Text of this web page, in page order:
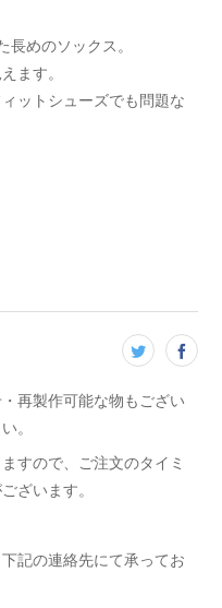
めのソックス。
ます。
ットシューズでも問題な
再製作可能な物もござい
。
すので、ご注文のタイミ
ざいます。
記の連絡先にて承ってお